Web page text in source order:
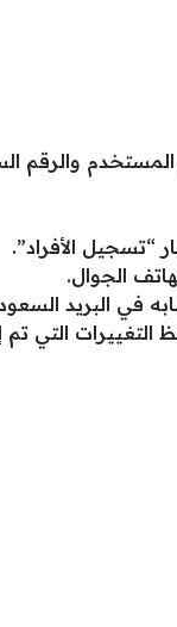
المستخدم والرقم
“تسجيل الأفراد”.
الجوال.
في البريد
التي تم